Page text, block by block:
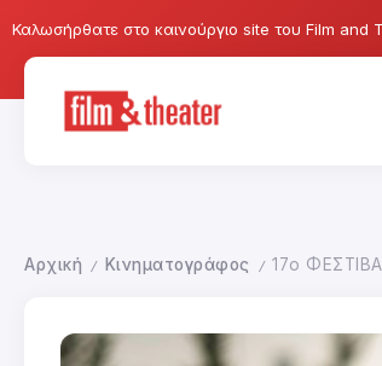
Καλωσήρθατε στο καινούργιο site του Film and
Αρχική / Κινηματογράφος / 17ο